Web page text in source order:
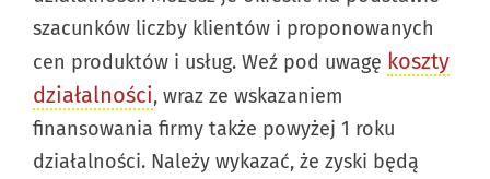
szacunków liczby klientów i proponowanych
cen produktów i usług. Weź pod uwagę koszty
działalności, wraz ze wskazaniem
finansowania firmy także powyżej 1 roku
działalności. Należy wykazać, że zyski będą